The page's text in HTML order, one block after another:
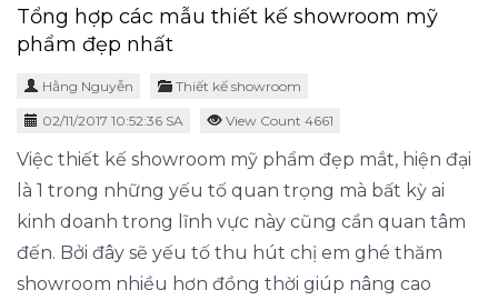
Tổng hợp các mẫu thiết kế showroom mỹ
phẩm đẹp nhất
Hằng Nguyễn Thiết kế showroom
02/11/2017 10:52:36 SA View Count 4661
Việc thiết kế showroom mỹ phẩm đẹp mắt, hiện đại
là 1 trong những yếu tố quan trọng mà bất kỳ ai
kinh doanh trong lĩnh vực này cũng cần quan tâm
đến. Bởi đây sẽ yếu tố thu hút chị em ghé thăm
showroom nhiều hơn đồng thời giúp nâng cao